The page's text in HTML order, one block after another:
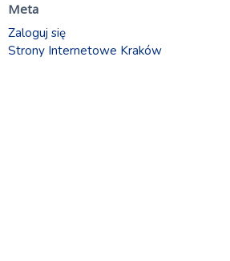
Meta
Zaloguj się
Strony Internetowe Kraków